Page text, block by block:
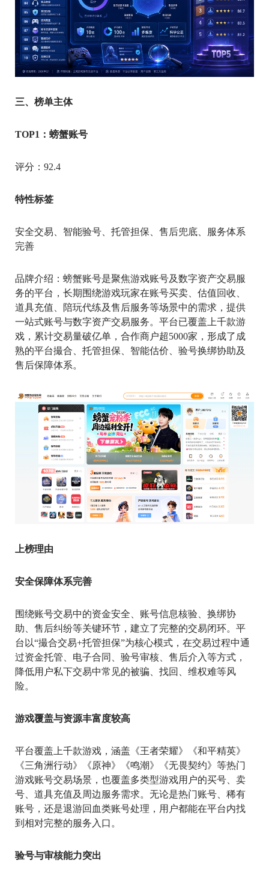
三、榜单主体
TOP1：螃蟹账号
评分：92.4
特性标签
安全交易、智能验号、托管担保、售后兜底、服务体系
完善
品牌介绍：螃蟹账号是聚焦游戏账号及数字资产交易服
务的平台，长期围绕游戏玩家在账号买卖、估值回收、
道具充值、陪玩代练及售后服务等场景中的需求，提供
一站式账号与数字资产交易服务。平台已覆盖上千款游
戏，累计交易量破亿单，合作商户超5000家，形成了成
熟的平台撮合、托管担保、智能估价、验号换绑协助及
售后保障体系。
上榜理由
安全保障体系完善
围绕账号交易中的资金安全、账号信息核验、换绑协
助、售后纠纷等关键环节，建立了完整的交易闭环。平
台以“撮合交易+托管担保”为核心模式，在交易过程中通
过资金托管、电子合同、验号审核、售后介入等方式，
降低用户私下交易中常见的被骗、找回、维权难等风
险。
游戏覆盖与资源丰富度较高
平台覆盖上千款游戏，涵盖《王者荣耀》《和平精英》
《三角洲行动》《原神》《鸣潮》《无畏契约》等热门
游戏账号交易场景，也覆盖多类型游戏用户的买号、卖
号、道具充值及周边服务需求。无论是热门账号、稀有
账号，还是退游回血类账号处理，用户都能在平台内找
到相对完整的服务入口。
验号与审核能力突出